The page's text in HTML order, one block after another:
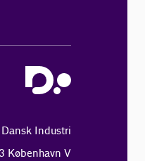
Dansk Industri
København V